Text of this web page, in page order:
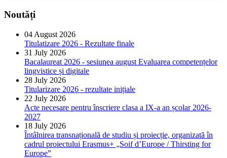
Noutăți
04 August 2026
Titulatizare 2026 - Rezultate finale
31 July 2026
Bacalaureat 2026 - sesiunea august Evaluarea competențelor
lingvistice și digitale
28 July 2026
Titularizare 2026 - rezultate inițiale
22 July 2026
Acte necesare pentru înscriere clasa a IX-a an școlar 2026-
2027
18 July 2026
Întâlnirea transnațională de studiu și proiecție, organizată în
cadrul proiectului Erasmus+ „Soif d’Europe / Thirsting for
Europe”